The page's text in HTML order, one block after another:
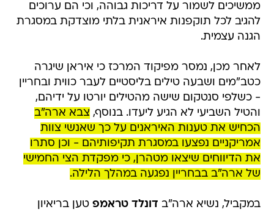
ממשיכים לשמור על דריכות גבוהה, וכי הם ערוכים
להגיב לכל תוקפנות איראנית בלתי מוצדקת במסגרת
הגנה עצמית.
לאחר מכן, נמסר מפיקוד המרכז כי איראן שיגרה
כטב"מים ושבעה טילים בליסטיים לעבר כווית ובחריין
- כשלפי סנטקום שישה מהטילים יורטו על ידיהם,
והטיל השביעי לא הגיע ליעדו. בנוסף, צבא ארה"ב
הכחיש את טענות האיראנים על כך שאנשי צוות
אמריקניים נפצעו במסגרת תקיפותיהם - וכן סתרו
את הדיווחים שיצאו מטהרן, כי מפקדת הצי החמישי
של ארה"ב בבחריין נפגעה במהלך הלילה.
במקביל, נשיא ארה"ב דונלד טראמפ טען בריאיון